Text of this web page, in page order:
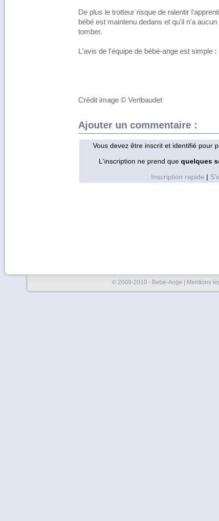
De plus le trotteur risque de ralentir
bébé est maintenu dedans et qu'il n'a
tomber.
L'avis de l'équipe de bébé-ange est simple
Crédit image © Vertbaudet
Ajouter un commentaire :
Vous devez être inscrit et identifié pour
L'inscription ne prend que quelques
Inscription rapide |
© 2009-2010 - Bebe-Ange | Mentions